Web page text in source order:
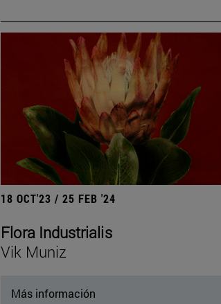
18 OCT'23 / 25 FEB '24
Flora Industrialis
Vik Muniz
Más información